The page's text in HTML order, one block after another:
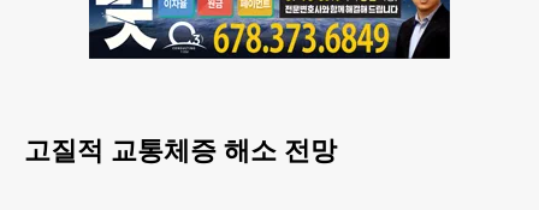
고질적 교통체증 해소 전망